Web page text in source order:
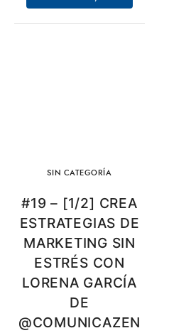
SIN CATEGORÍA
#19 – [1/2] CREA
ESTRATEGIAS DE
MARKETING SIN
ESTRÉS CON
LORENA GARCÍA
DE
@COMUNICAZEN